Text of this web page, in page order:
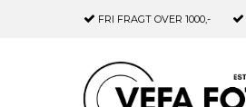
FRI FRAGT OVER 1000,-